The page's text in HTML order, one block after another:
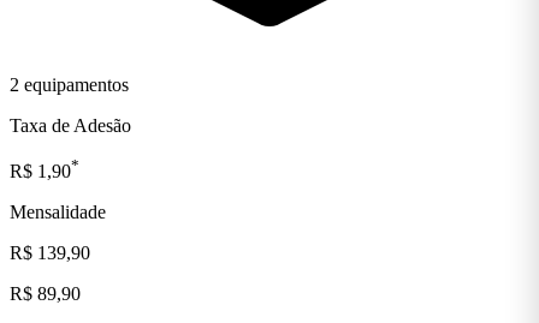
2 equipamentos
Taxa de Adesão
R$ 1,90*
Mensalidade
R$ 139,90
R$ 89,90